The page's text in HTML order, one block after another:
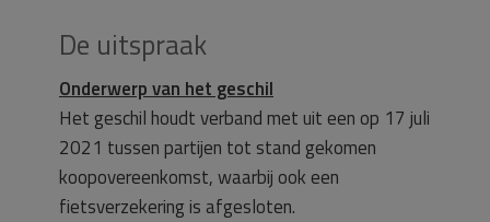
De uitspraak
Onderwerp van het geschil
Het geschil houdt verband met uit een op 17 juli
2021 tussen partijen tot stand gekomen
koopovereenkomst, waarbij ook een
fietsverzekering is afgesloten.